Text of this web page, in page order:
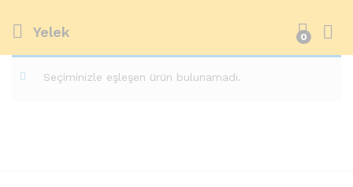
Yelek 0
Seçiminizle eşleşen ürün bulunamadı.